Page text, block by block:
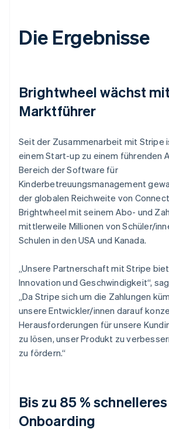
Die Ergebnisse
Brightwheel wächst
Marktführer
Seit der Zusammenarbeit mit Stripe
einem Start-up zu einem führenden
Bereich der Software für
Kinderbetreuungsmanagement
der globalen Reichweite von
Brightwheel mit seinem Abo- und
mittlerweile Millionen von Schüler/
Schulen in den USA und Kanada.
„Unsere Partnerschaft mit Stripe
Innovation und Geschwindigkeit“,
„Da Stripe sich um die Zahlungen
unsere Entwickler/innen darauf
Herausforderungen für unsere
zu lösen, unser Produkt zu
zu fördern.“
Bis zu 85 % schnelleres
Onboarding